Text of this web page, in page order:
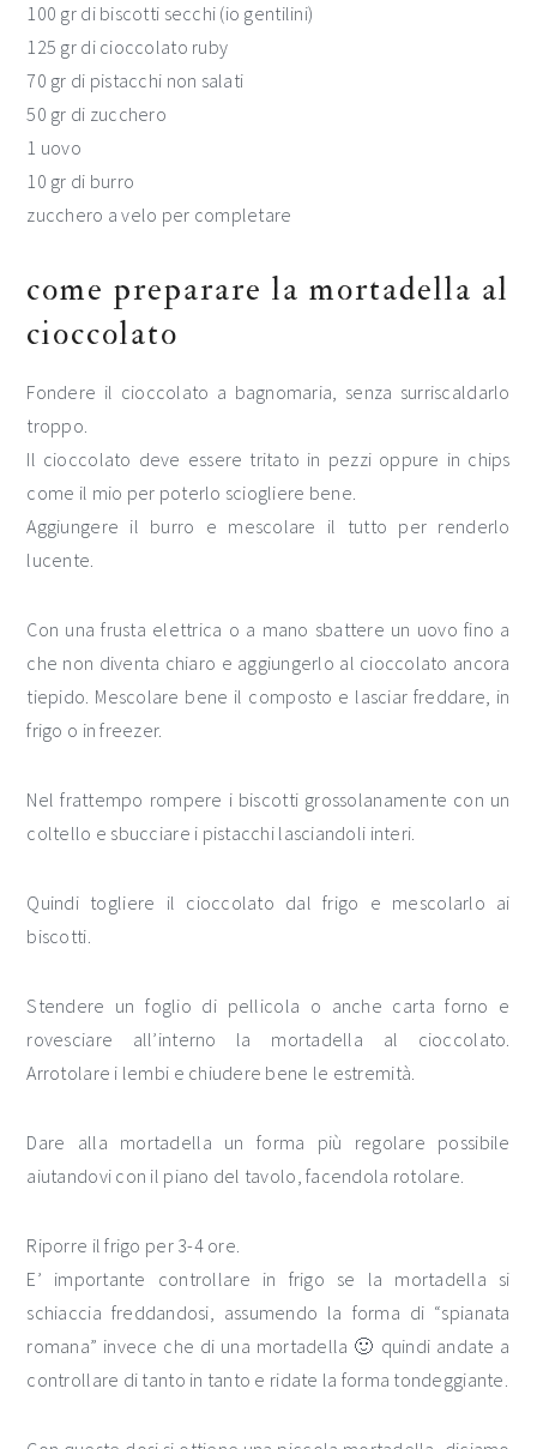
100 gr di biscotti secchi (io gentilini)
125 gr di cioccolato ruby
70 gr di pistacchi non salati
50 gr di zucchero
1 uovo
10 gr di burro
zucchero a velo per completare
come preparare la mortadella al
cioccolato
Fondere il cioccolato a bagnomaria, senza surriscaldarlo
troppo.
Il cioccolato deve essere tritato in pezzi oppure in chips
come il mio per poterlo sciogliere bene.
Aggiungere il burro e mescolare il tutto per renderlo
lucente.
Con una frusta elettrica o a mano sbattere un uovo fino a
che non diventa chiaro e aggiungerlo al cioccolato ancora
tiepido. Mescolare bene il composto e lasciar freddare, in
frigo o in freezer.
Nel frattempo rompere i biscotti grossolanamente con un
coltello e sbucciare i pistacchi lasciandoli interi.
Quindi togliere il cioccolato dal frigo e mescolarlo ai
biscotti.
Stendere un foglio di pellicola o anche carta forno e
rovesciare all’interno la mortadella al cioccolato.
Arrotolare i lembi e chiudere bene le estremità.
Dare alla mortadella un forma più regolare possibile
aiutandovi con il piano del tavolo, facendola rotolare.
Riporre il frigo per 3-4 ore.
E’ importante controllare in frigo se la mortadella si
schiaccia freddandosi, assumendo la forma di “spianata
romana” invece che di una mortadella 🙂 quindi andate a
controllare di tanto in tanto e ridate la forma tondeggiante.